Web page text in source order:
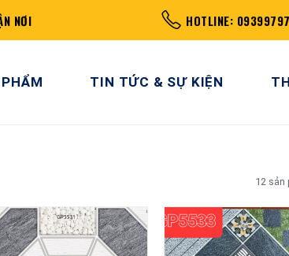
NƠI HOTLINE:
TIN TỨC & SỰ KIỆN
12 sản